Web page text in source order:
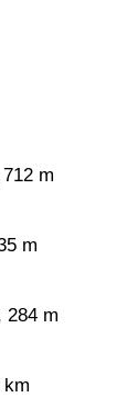
m
m
284 m
km